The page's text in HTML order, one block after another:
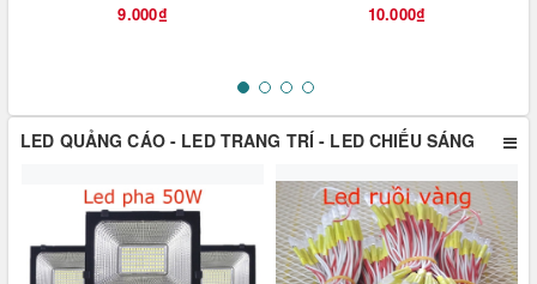
9.000₫ 10.000₫
LED QUẢNG CÁO - LED TRANG TRÍ - LED CHIẾU SÁNG